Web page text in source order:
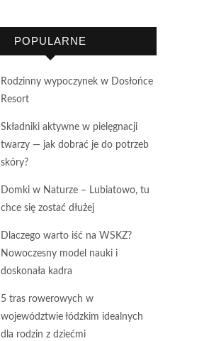
POPULARNE
Rodzinny wypoczynek w Dosłońce
Resort
Składniki aktywne w pielęgnacji
twarzy — jak dobrać je do potrzeb
skóry?
Domki w Naturze – Lubiatowo, tu
chce się zostać dłużej
Dlaczego warto iść na WSKZ?
Nowoczesny model nauki i
doskonała kadra
5 tras rowerowych w
województwie łódzkim idealnych
dla rodzin z dziećmi